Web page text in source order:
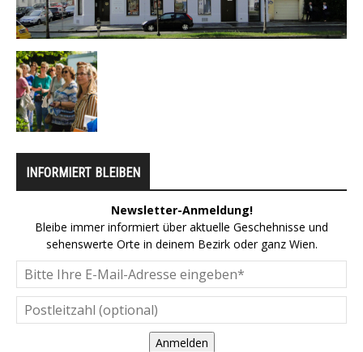
INFORMIERT BLEIBEN
Newsletter-Anmeldung!
Bleibe immer informiert über aktuelle Geschehnisse und
sehenswerte Orte in deinem Bezirk oder ganz Wien.
Anmelden